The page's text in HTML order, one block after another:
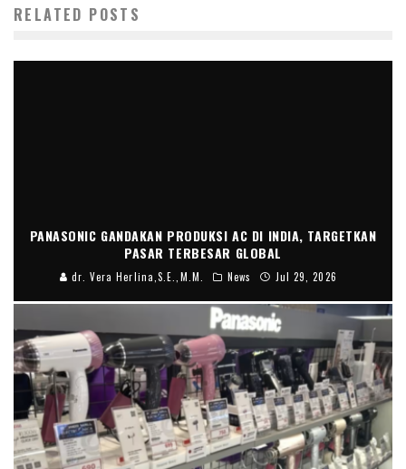
RELATED POSTS
PANASONIC GANDAKAN PRODUKSI AC DI INDIA, TARGETKAN
PASAR TERBESAR GLOBAL
dr. Vera Herlina,S.E.,M.M. News Jul 29, 2026